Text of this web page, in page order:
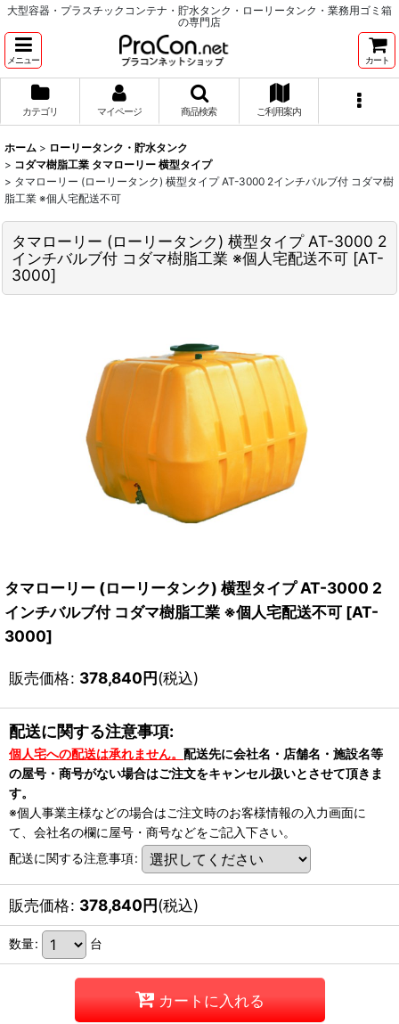
大型容器・プラスチックコンテナ・貯水タンク・ローリータンク・業務用ゴミ箱
の専門店
メニュー カート
カテゴリ マイページ 商品検索 ご利用案内
ホーム > ローリータンク・貯水タンク
> コダマ樹脂工業 タマローリー 横型タイプ
> タマローリー (ローリータンク) 横型タイプ AT-3000 2インチバルブ付 コダマ樹
脂工業 ※個人宅配送不可
タマローリー (ローリータンク) 横型タイプ AT-3000 2
インチバルブ付 コダマ樹脂工業 ※個人宅配送不可 [AT-
3000]
タマローリー (ローリータンク) 横型タイプ AT-3000 2
インチバルブ付 コダマ樹脂工業 ※個人宅配送不可 [AT-
3000]
販売価格: 378,840円(税込)
配送に関する注意事項:
個人宅への配送は承れません。 配送先に会社名・店舗名・施設名等
の屋号・商号がない場合はご注文をキャンセル扱いとさせて頂きま
す。
※個人事業主様などの場合はご注文時のお客様情報の入力画面に
て、会社名の欄に屋号・商号などをご記入下さい。
配送に関する注意事項:
販売価格: 378,840円(税込)
数量: 台
カートに入れる